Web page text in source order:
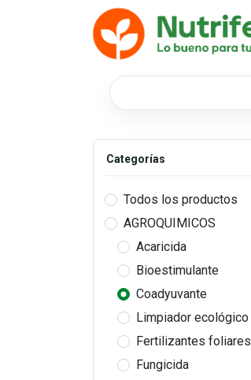
Categorías
Todos los productos
AGROQUIMICOS
Acaricida
Bioestimulante
Coadyuvante
Limpiador ecológico
Fertilizantes foliares
Fungicida